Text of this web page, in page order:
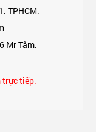
TPHCM.
Mr Tâm.
trực tiếp.